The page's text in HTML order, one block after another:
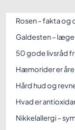
Rosen – fakta og
Galdesten –
50 gode livsråd
Hæmorider er
Hård hud og
Hvad er
Nikkelallergi –